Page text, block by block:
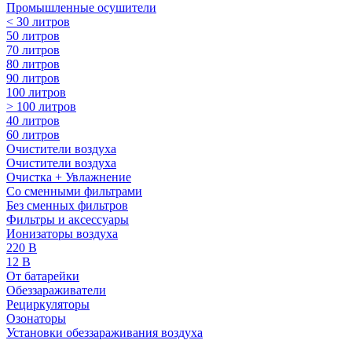
Промышленные осушители
< 30 литров
50 литров
70 литров
80 литров
90 литров
100 литров
> 100 литров
40 литров
60 литров
Очистители воздуха
Очистители воздуха
Очистка + Увлажнение
Cо сменными фильтрами
Без сменных фильтров
Фильтры и аксессуары
Ионизаторы воздуха
220 В
12 В
От батарейки
Обеззараживатели
Рециркуляторы
Озонаторы
Установки обеззараживания воздуха